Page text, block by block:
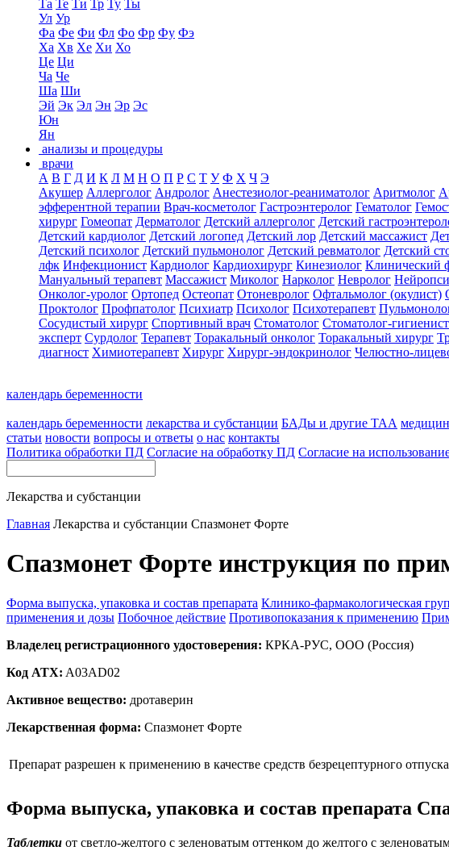
Та Те Ти Тр Ту Ты
Ул Ур
Фа Фе Фи Фл Фо Фр Фу Фэ
Ха Хв Хе Хи Хо
Це Ци
Ча Че
Ша Ши
Эй Эк Эл Эн Эр Эс
Юн
Ян
анализы и процедуры
врачи
А В Г Д И К Л М Н О П Р С Т У Ф Х Ч Э
Акушер Аллерголог Андролог Анестезиолог-реаниматолог Аритмолог
эфферентной терапии Врач-косметолог Гастроэнтеролог Гематолог
хирург Гомеопат Дерматолог Детский аллерголог Детский
Детский кардиолог Детский логопед Детский лор Детский массажист
Детский психолог Детский пульмонолог Детский ревматолог Детский
лфк Инфекционист Кардиолог Кардиохирург Кинезиолог Клинический
Мануальный терапевт Массажист Миколог Нарколог Невролог
Онколог-уролог Ортопед Остеопат Отоневролог Офтальмолог (окулист)
Проктолог Профпатолог Психиатр Психолог Психотерапевт
Сосудистый хирург Спортивный врач Стоматолог Стоматолог-гигиенист
эксперт Сурдолог Терапевт Торакальный онколог Торакальный хирург
диагност Химиотерапевт Хирург Хирург-эндокринолог Челюстно-
календарь беременности
календарь беременности лекарства и субстанции БАДы и другие ТАА
статьи новости вопросы и ответы о нас контакты
Политика обработки ПД Согласие на обработку ПД Согласие на
Лекарства и субстанции
Главная Лекарства и субстанции Спазмонет Форте
Спазмонет Форте инструкция по
Форма выпуска, упаковка и состав препарата Клинико-фармакологическая
применения и дозы Побочное действие Противопоказания к применению
Владелец регистрационного удостоверения: КРКА-РУС, ООО (Россия)
Код ATX: A03AD02
Активное вещество: дротаверин
Лекарственная форма: Спазмонет Форте
Препарат разрешен к применению в качестве средств безрецептурного отпуска
Форма выпуска, упаковка и состав препарата
Таблетки от светло-желтого с зеленоватым оттенком до желтого с